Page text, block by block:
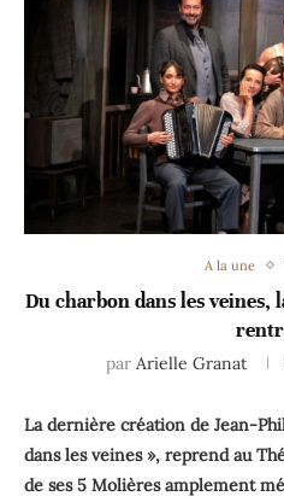
A la une
Du charbon dans les veines,
par Arielle Granat
La dernière création de Jean-
dans les veines », reprend au
de ses 5 Molières amplement